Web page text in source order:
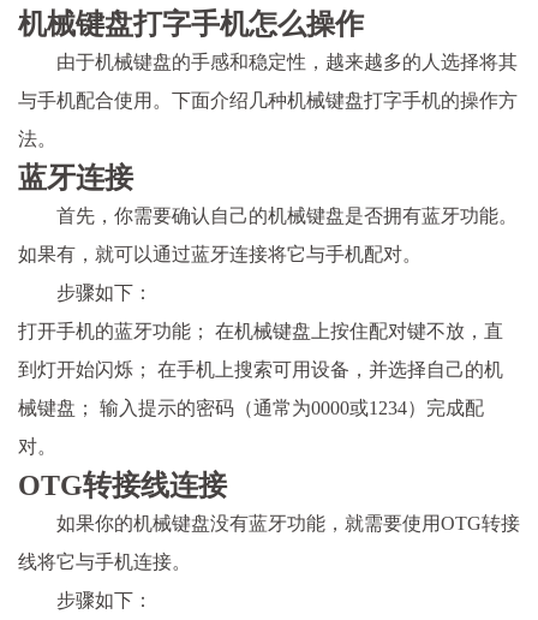
机械键盘打字手机怎么操作
由于机械键盘的手感和稳定性，越来越多的人选择将其
与手机配合使用。下面介绍几种机械键盘打字手机的操作方
法。
蓝牙连接
首先，你需要确认自己的机械键盘是否拥有蓝牙功能。
如果有，就可以通过蓝牙连接将它与手机配对。
步骤如下：
打开手机的蓝牙功能； 在机械键盘上按住配对键不放，直
到灯开始闪烁； 在手机上搜索可用设备，并选择自己的机
械键盘； 输入提示的密码（通常为0000或1234）完成配
对。
OTG转接线连接
如果你的机械键盘没有蓝牙功能，就需要使用OTG转接
线将它与手机连接。
步骤如下：